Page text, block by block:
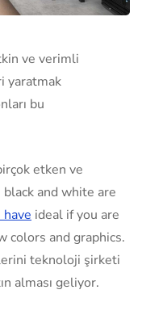
ve verimli
yaratmak
bu
etken ve
and white are
ideal if you are
colors and graphics.
teknoloji şirketi
alması geliyor.